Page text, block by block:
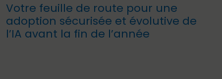
Votre feuille de route pour une
adoption sécurisée et évolutive de
l’IA avant la fin de l’année